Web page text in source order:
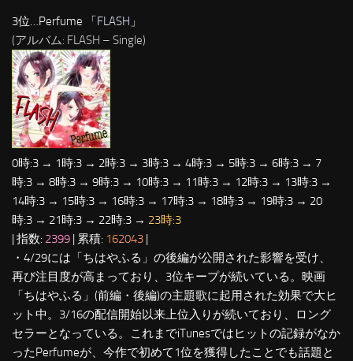
3位…Perfume 「FLASH 」
(アルバム: FLASH – Single)
0時:3 → 1時:3 → 2時:3 → 3時:3 → 4時:3 → 5時:3 → 6時:3 → 7
時:3 → 8時:3 → 9時:3 → 10時:3 → 11時:3 → 12時:3 → 13時:3 →
14時:3 → 15時:3 → 16時:3 → 17時:3 → 18時:3 → 19時:3 → 20
時:3 → 21時:3 → 22時:3 → 23時:3
| 指数: 2399 | 累積: 162043 |
・4/29には「ちはやふる」の後編が公開された影響を受け、
再び注目度が高まっており、3位キープが続いている。映画
「ちはやふる」(前編・後編)の主題歌に起用された効果で大ヒ
ット中。3/16の配信開始以来上位入りが続いており、ロング
セラーとなっている。これまでiTunesではヒットの記録がなか
ったPerfumeが、今作で初めて1位を獲得したことでも話題と